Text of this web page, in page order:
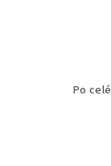
Po